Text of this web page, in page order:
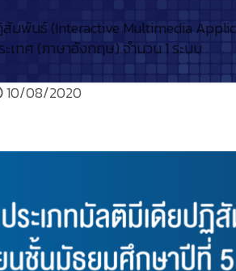
พันธ์ (Interactive Multimedia
ะเทศ (ภาษาอังกฤษ) จำนวน 1 ระบบ
10/08/2020